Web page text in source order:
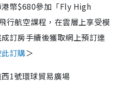
幣$680參加「Fly High
行航空課程，在雲層上享受模
訂房手續後獲取網上預訂連
訂購＞
1號環球貿易廣場